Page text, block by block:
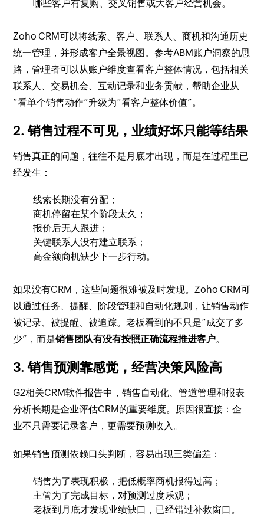
哪些客户有复购、交叉销售或大客户经营机会。
Zoho CRM可以将线索、客户、联系人、商机和沟通历史
统一管理，并形成客户全景视图。参考ABM账户洞察的思
路，管理者可以从账户维度查看客户整体情况，包括相关
联系人、交易机会、互动记录和业务贡献，帮助企业从
“看单个销售动作”升级为“看客户整体价值”。
2. 销售过程不可见，业绩好坏只能等结果
销售真正的问题，往往不是月底才出现，而是在过程里已
经发生：
线索长期没有分配；
商机停留在某个阶段太久；
报价后无人跟进；
关键联系人没有建立联系；
高金额商机缺少下一步行动。
如果没有CRM，这些问题很难被及时发现。Zoho CRM可
以通过任务、提醒、阶段管理和自动化规则，让销售动作
被记录、被提醒、被追踪。老板看到的不只是“成交了多
少”，而是销售团队有没有按照正确流程推进客户。
3. 销售预测靠感觉，经营决策风险高
G2相关CRM软件报告中，销售自动化、管道管理和报表
分析长期是企业评估CRM的重要维度。原因很直接：企
业不只需要记录客户，更需要预测收入。
如果销售预测依赖口头判断，容易出现三类偏差：
销售为了表现积极，把低概率商机报得过高；
主管为了完成目标，对预测过度乐观；
老板到月底才发现业绩缺口，已经错过补救窗口。